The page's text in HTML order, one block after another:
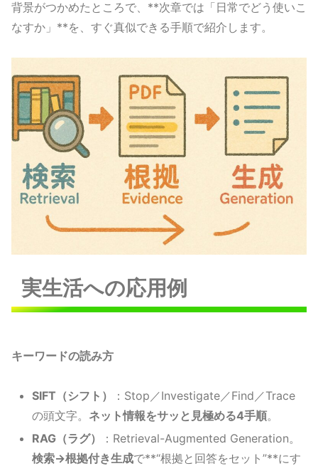
背景がつかめたところで、**次章では「日常でどう使いこ
なすか」**を、すぐ真似できる手順で紹介します。
実生活への応用例
キーワードの読み方
SIFT（シフト）
：Stop／Investigate／Find／Trace
の頭文字。 ネット情報をサッと見極める4手順。
RAG（ラグ）
：Retrieval-Augmented Generation。
検索→根拠付き生成で**“根拠と回答をセット”**にす